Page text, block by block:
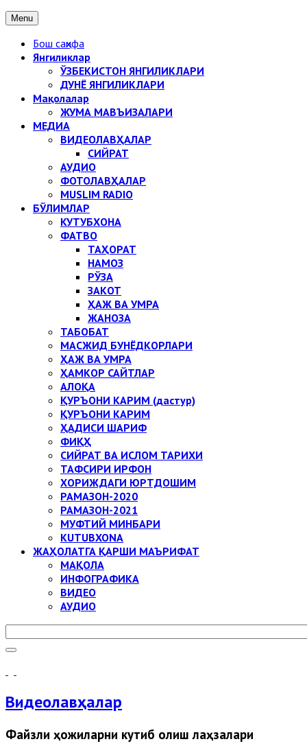
Menu
Бош саҳифа
Янгиликлар
ЎЗБЕКИСТОН ЯНГИЛИКЛАРИ
ДУНЁ ЯНГИЛИКЛАРИ
Мақолалар
ЖУМА МАВЪИЗАЛАРИ
МЕДИА
ВИДЕОЛАВҲАЛАР
СИЙРАТ
АУДИО
ФОТОЛАВҲАЛАР
MUSLIM RADIO
БЎЛИМЛАР
КУТУБХОНА
ФАТВО
ТАҲОРАТ
НАМОЗ
РЎЗА
ЗАКОТ
ҲАЖ ВА УМРА
ЖАНОЗА
ТАБОБАТ
МАСЖИД БУНЁДКОРЛАРИ
ҲАЖ ВА УМРА
ҲАМКОР САЙТЛАР
АЛОҚА
ҚУРЪОНИ КАРИМ (дастур)
ҚУРЪОНИ КАРИМ
ҲАДИСИ ШАРИФ
ФИҚҲ
СИЙРАТ ВА ИСЛОМ ТАРИХИ
ТАФСИРИ ИРФОН
ХОРИЖДАГИ ЮРТДОШИМ
РАМАЗОН-2020
РАМАЗОН-2021
МУФТИЙ МИНБАРИ
KUTUBXONA
ЖАҲОЛАТГА ҚАРШИ МАЪРИФАТ
МАҚОЛА
ИНФОГРАФИКА
ВИДЕО
АУДИО
Видеолавҳалар
Файзли ҳожиларни кутиб олиш лаҳзалари